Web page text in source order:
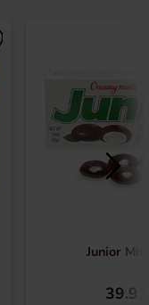
Junior